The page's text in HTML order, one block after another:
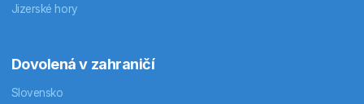
Jizerské hory
Dovolená v zahraničí
Slovensko